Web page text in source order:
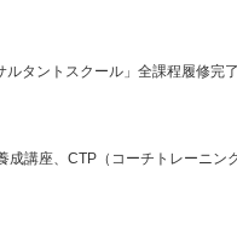
ルタントスクール」全課程履修完了
成講座、CTP（コーチトレーニン